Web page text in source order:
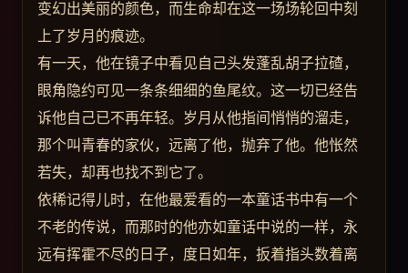
变幻出美丽的颜色，而生命却在这一场场轮回中刻
上了岁月的痕迹。
有一天，他在镜子中看见自己头发蓬乱胡子拉碴，
眼角隐约可见一条条细细的鱼尾纹。这一切已经告
诉他自己已不再年轻。岁月从他指间悄悄的溜走，
那个叫青春的家伙，远离了他，抛弃了他。他怅然
若失，却再也找不到它了。
依稀记得儿时，在他最爱看的一本童话书中有一个
不老的传说，而那时的他亦如童话中说的一样，永
远有挥霍不尽的日子，度日如年，扳着指头数着离